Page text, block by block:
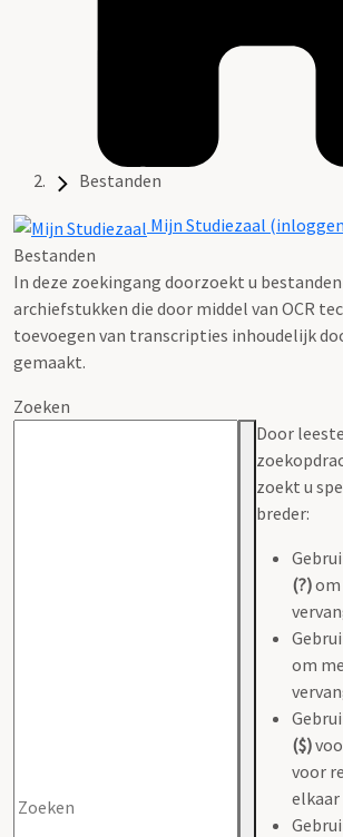
Bestanden
Mijn Studiezaal
Bestanden
In deze zoekingang doorzoekt u bestanden
archiefstukken die door middel van OCR
toevoegen van transcripties inhoudelijk
gemaakt.
Zoeken
Door
zoekt u
breder:
(?)
om
($)
voor